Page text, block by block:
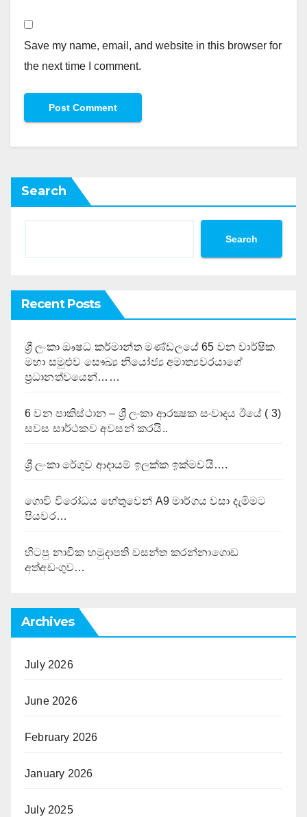
Save my name, email, and website in this browser for
the next time I comment.
Search
Search
Recent Posts
ශ්‍රී ලංකා ඖෂධ කර්මාන්ත මණ්ඩලයේ 65 වන වාර්ෂික
මහා සමුළුව සෞඛ්‍ය නියෝජ්‍ය අමාත්‍යවරයාගේ
ප්‍රධානත්වයෙන්……
6 වන පාකිස්ථාන – ශ්‍රී ලංකා ආරක්‍ෂක සංවාදය ඊයේ ( 3)
සවස සාර්ථකව අවසන් කරයි..
ශ්‍රී ලංකා රේගුව ආදායම් ඉලක්ක ඉක්මවයි….
ගොවි විරෝධය හේතුවෙන් A9 මාර්ගය වසා දැමිමට
පියවර…
හිටපු නාවික හමුදාපති වසන්ත කරන්නාගොඩ
අත්අඩංගුව…
Archives
July 2026
June 2026
February 2026
January 2026
July 2025